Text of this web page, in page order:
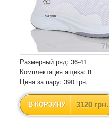
Размерный ряд: 36-41
Комплектация ящика: 8
Цена за пару: 390 грн.
В КОРЗИНУ 3120 грн.